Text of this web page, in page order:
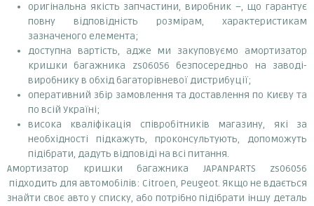
оригінальна якість запчастини, виробник –, що гарантує
повну відповідність розмірам, характеристикам
зазначеного елемента;
доступна вартість, адже ми закуповуємо амортизатор
кришки багажника zs06056 безпосередньо на заводі-
виробнику в обхід багаторівневої дистрибуції;
оперативний збір замовлення та доставлення по Києву та
по всій Україні;
висока кваліфікація співробітників магазину, які за
необхідності підкажуть, проконсультують, допоможуть
підібрати, дадуть відповіді на всі питання.
Амортизатор кришки багажника JAPANPARTS zs06056
підходить для автомобілів: Citroen, Peugeot. Якщо не вдається
знайти своє авто у списку, або потрібно підібрати іншу деталь